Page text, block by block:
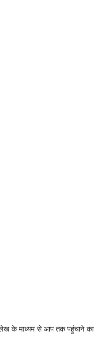
के माध्यम से आप तक पहुंचाने का